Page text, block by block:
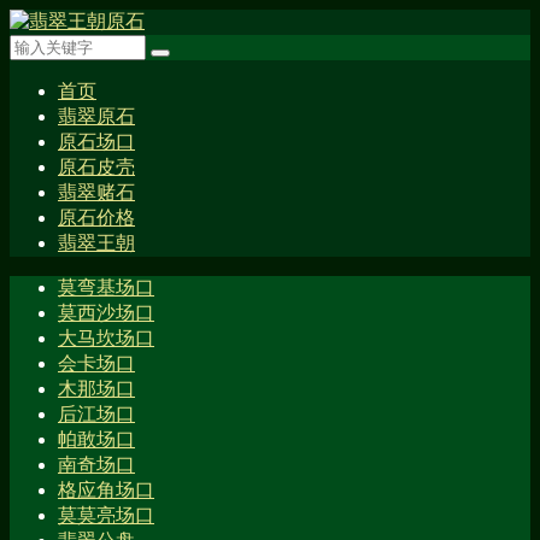
首页
翡翠原石
原石场口
原石皮壳
翡翠赌石
原石价格
翡翠王朝
莫弯基场口
莫西沙场口
大马坎场口
会卡场口
木那场口
后江场口
帕敢场口
南奇场口
格应角场口
莫莫亮场口